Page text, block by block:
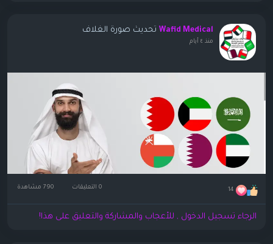
Wafid Medical تحديث صورة الغلاف
منذ ٤ أيام
14 0 التعليقات
الرجاء تسجيل الدخول , للأعجاب والمشاركة والتعليق على هذا!